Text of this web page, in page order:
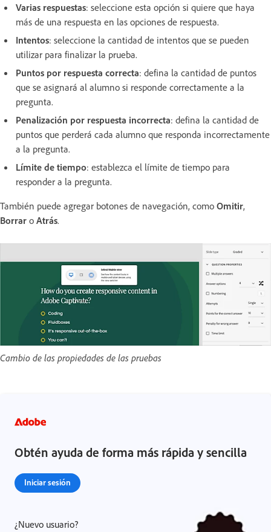
Varias respuestas: seleccione esta opción si quiere que haya
más de una respuesta en las opciones de respuesta.
Intentos: seleccione la cantidad de intentos que se pueden
utilizar para finalizar la prueba.
Puntos por respuesta correcta: defina la cantidad de puntos
que se asignará al alumno si responde correctamente a la
pregunta.
Penalización por respuesta incorrecta: defina la cantidad de
puntos que perderá cada alumno que responda incorrectamente
a la pregunta.
Límite de tiempo: establezca el límite de tiempo para
responder a la pregunta.
También puede agregar botones de navegación, como Omitir,
Borrar o Atrás.
Cambio de las propiedades de las pruebas
Obtén ayuda de forma más rápida y sencilla
Iniciar sesión
¿Nuevo usuario?